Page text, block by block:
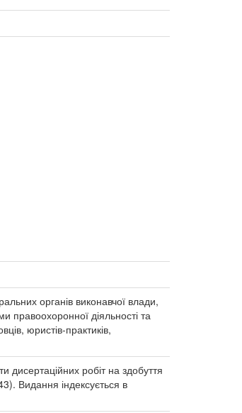
органів виконавчої влади,
правоохоронної діяльності та
юристів-практиків,
дисертаційних робіт на здобуття
Видання індексується в